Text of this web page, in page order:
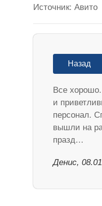
Источник: Авито
Назад
Все
и
персонал.
вышли на
празд…
Денис,